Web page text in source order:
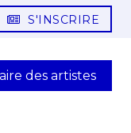
S'INSCRIRE
des artistes